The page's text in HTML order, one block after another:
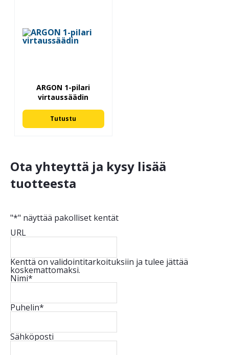
ARGON 1-pilari
virtaussäädin
Tutustu
Ota yhteyttä ja kysy lisää
tuotteesta
"*" näyttää pakolliset kentät
URL
Kenttä on validointitarkoituksiin ja tulee jättää
koskemattomaksi.
Nimi*
Puhelin*
Sähköposti